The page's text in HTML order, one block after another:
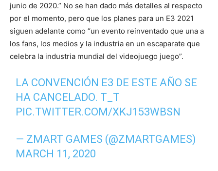
junio de 2020.” No se han dado más detalles al respecto
por el momento, pero que los planes para un E3 2021
siguen adelante como “un evento reinventado que una a
los fans, los medios y la industria en un escaparate que
celebra la industria mundial del videojuego juego”.
LA CONVENCIÓN E3 DE ESTE AÑO SE
HA CANCELADO. T_T
PIC.TWITTER.COM/XKJ153WBSN
— ZMART GAMES (@ZMARTGAMES)
MARCH 11, 2020